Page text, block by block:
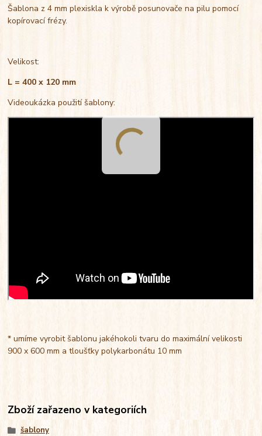
Šablona z 4 mm plexiskla k výrobě posunovače na pilu pomocí
kopírovací frézy.
Velikost:
L = 400 x 120 mm
Videoukázka použití šablony:
* umíme vyrobit šablonu jakéhokoli tvaru do maximální velikosti
900 x 600 mm a tloušťky polykarbonátu 10 mm
Zboží zařazeno v kategoriích
šablony